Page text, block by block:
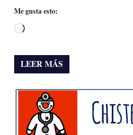
Me gusta esto:
Cargando...
LEER MÁS